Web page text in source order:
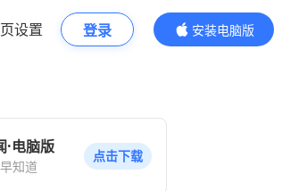
设置 登录
安装电脑版
内容更精彩
·电脑版
知道
点击下载